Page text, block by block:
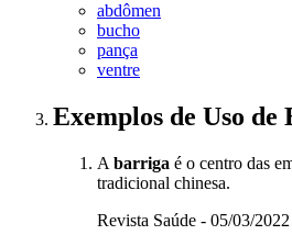
abdômen
bucho
pança
ventre
Exemplos de Uso de
A barriga é o centro das
tradicional chinesa.
Revista Saúde - 05/03/2022